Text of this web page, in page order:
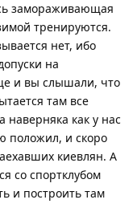
замораживающая
тренируются.
нет, ибо
на
и вы слышали, что
там все
наверняка как у нас
положил, и скоро
киевлян. А
со спортклубом
и построить там